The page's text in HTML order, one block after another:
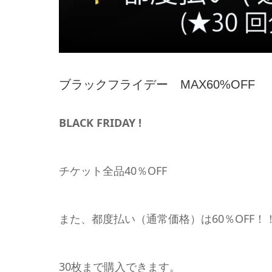
ブラックフライデー MAX60%OFF
BLACK FRIDAY !
チケット全品40％OFF
また、都度払い（通常価格）は60％OFF！
30枚まで購入できます。